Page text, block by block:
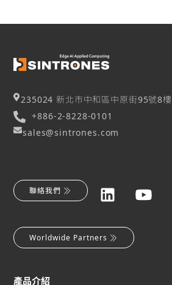
235024 新北市中和區中原街95號8樓
+886-2-8228-0101
sales@sintrones.com
聯絡我們
Worldwide Partners
產品介紹